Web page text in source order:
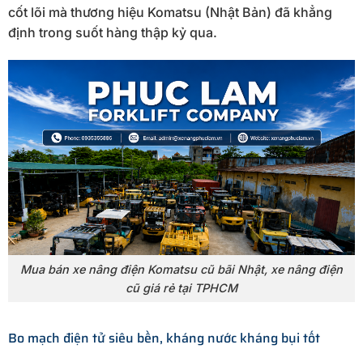
cốt lõi mà thương hiệu Komatsu (Nhật Bản) đã khẳng
định trong suốt hàng thập kỷ qua.
Mua bán xe nâng điện Komatsu cũ bãi Nhật, xe nâng điện
cũ giá rẻ tại TPHCM
Bo mạch điện tử siêu bền, kháng nước kháng bụi tốt